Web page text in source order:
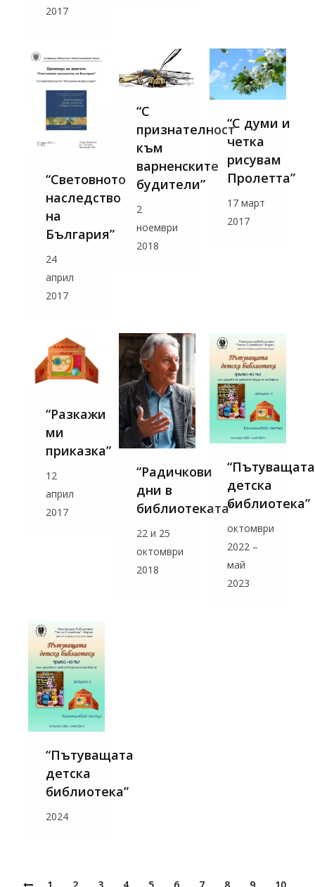
2017
“Световното
наследство
на
България”
24
април
2017
“С
признателност
към
варненските
будители”
2
ноември
2018
“С думи и
четка
рисувам
Пролетта”
17 март
2017
“Разкажи
ми
приказка”
12
април
2017
“Радичкови
дни в
библиотеката”
22 и 25
октомври
2018
“Пътуващата
детска
библиотека”
октомври
2022 –
май
2023
“Пътуващата
детска
библиотека”
2024